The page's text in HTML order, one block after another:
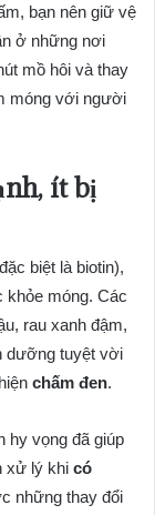
bạn nên giữ vệ
ở những nơi
mồ hôi và thay
móng với người
ít bị
biệt là biotin),
khỏe móng. Các
rau xanh đậm,
dưỡng tuyệt vời
chấm đen.
hy vọng đã giúp
xử lý khi có
những thay đổi